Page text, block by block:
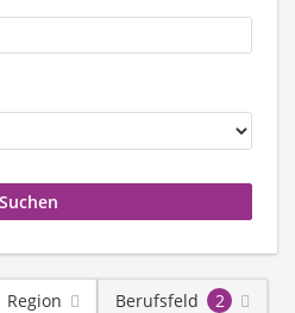
Region Berufsfeld 2